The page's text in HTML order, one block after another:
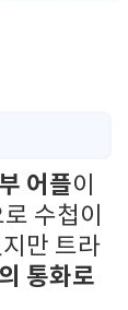
어플이
수첩이
만 트라
통화로